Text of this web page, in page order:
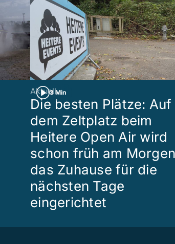
3 Min
Aktuell
Die besten Plätze: Auf
dem Zeltplatz beim
Heitere Open Air wird
schon früh am Morgen
das Zuhause für die
nächsten Tage
eingerichtet